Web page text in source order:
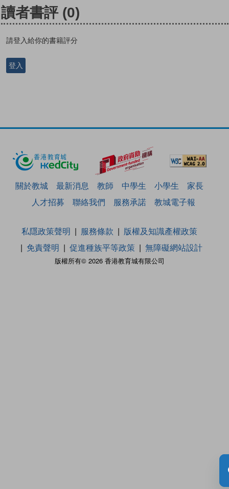
讀者書評 (0)
請登入給你的書籍評分
登入
關於教城 最新消息 教師 中學生 小學生
家長
人才招募
聯絡我們 服務承諾 教城電子報
版權所有© 2026 香港教育城有限公司
私隱政策聲明 服務條款
版權及知識產權政策
免責聲明
促進種族平等政策 無障礙網站設計